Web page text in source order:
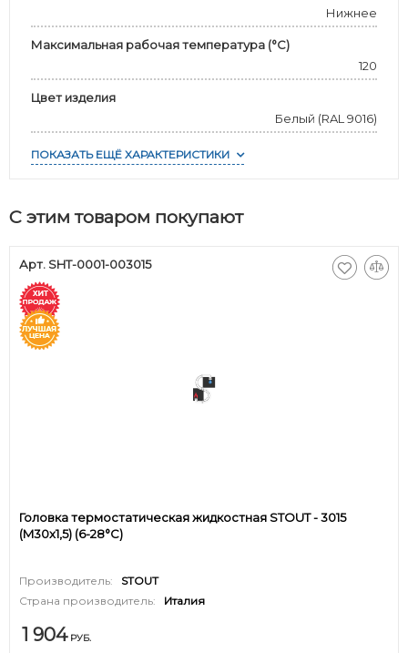
Нижнее
Максимальная рабочая температура (°С)
120
Цвет изделия
Белый (RAL 9016)
ПОКАЗАТЬ ЕЩЁ ХАРАКТЕРИСТИКИ
С этим товаром покупают
Арт. SHT-0001-003015
Головка термостатическая жидкостная STOUT - 3015
(M30x1,5) (6-28°C)
Производитель:
STOUT
Страна производитель:
Италия
1 904 РУБ.